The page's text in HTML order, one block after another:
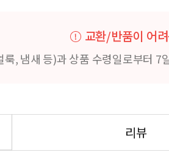
교환/반품이 어
, 냄새 등)과 상품 수령일로부터 7
리뷰